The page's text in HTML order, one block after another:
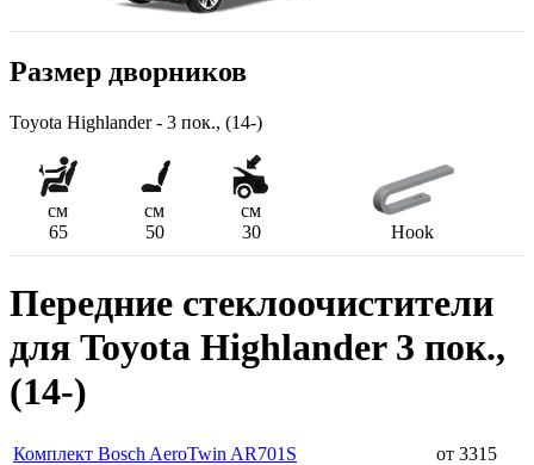
Размер дворников
Toyota Highlander - 3 пок., (14-)
см см
см
65
50 30 Hook
Передние стеклоочистители
для Toyota Highlander 3 пок.,
(14-)
Комплект Bosch AeroTwin AR701S
от 3315